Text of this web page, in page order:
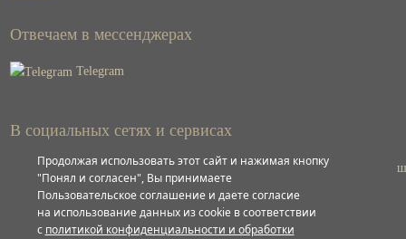
Отвечаем в мессенджерах
Telegram
В социальных сетях и сервисах
ВКонтакте
Яндекс
Продолжая использовать этот сайт и нажимая кнопку
"Понял и согласен", Вы принимаете
Пользовательское соглашение и даете согласие
на использование данных из cookie в соответствии
с политикой конфиденциальности и обработки